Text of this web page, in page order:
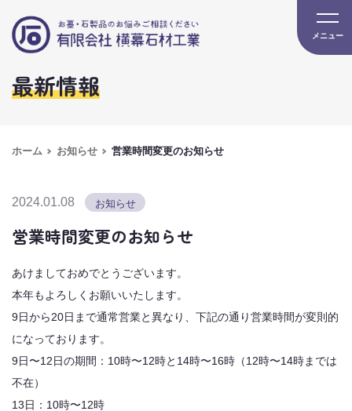
最新情報
ホーム お知らせ 営業時間変更のお知らせ
2024.01.08 お知らせ
営業時間変更のお知らせ
あけましておめでとうございます。
本年もよろしくお願いいたします。
9日から20日まで通常営業と異なり、下記の通り営業時間が変則的
になっております。
9日〜12日の期間：10時〜12時と14時〜16時（12時〜14時までは
不在）
13日：10時〜12時